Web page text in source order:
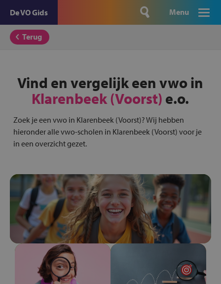
De VO Gids Menu
Terug
Vind en vergelijk een vwo in
Klarenbeek (Voorst) e.o.
Zoek je een vwo in Klarenbeek (Voorst)? Wij hebben
hieronder alle vwo-scholen in Klarenbeek (Voorst) voor je
in een overzicht gezet.